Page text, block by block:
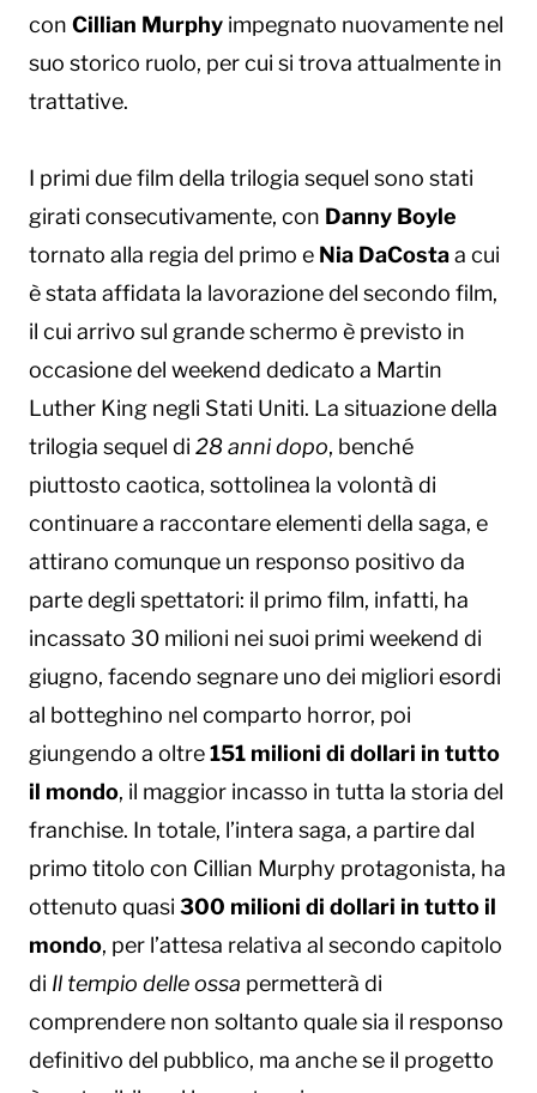
con Cillian Murphy impegnato nuovamente nel
suo storico ruolo, per cui si trova attualmente in
trattative.
I primi due film della trilogia sequel sono stati
girati consecutivamente, con Danny Boyle
tornato alla regia del primo e Nia DaCostaa cui
è stata affidata la lavorazione del secondo film,
il cui arrivo sul grande schermo è previsto in
occasione del weekend dedicato a Martin
Luther King negli Stati Uniti. La situazione della
trilogia sequel di 28 anni dopo, benché
piuttosto caotica, sottolinea la volontà di
continuare a raccontare elementi della saga, e
attirano comunque un responso positivo da
parte degli spettatori: il primo film, infatti, ha
incassato 30 milioni nei suoi primi weekend di
giugno, facendo segnare uno dei migliori esordi
al botteghino nel comparto horror, poi
giungendo a oltre151 milioni di dollari in tutto
il mondo, il maggior incasso in tutta la storia del
franchise. In totale, l’intera saga, a partire dal
primo titolo con Cillian Murphy protagonista, ha
ottenuto quasi 300 milioni di dollari in tutto il
mondo, per l’attesa relativa al secondo capitolo
di Il tempio delle ossa permetterà di
comprendere non soltanto quale sia il responso
definitivo del pubblico, ma anche se il progetto